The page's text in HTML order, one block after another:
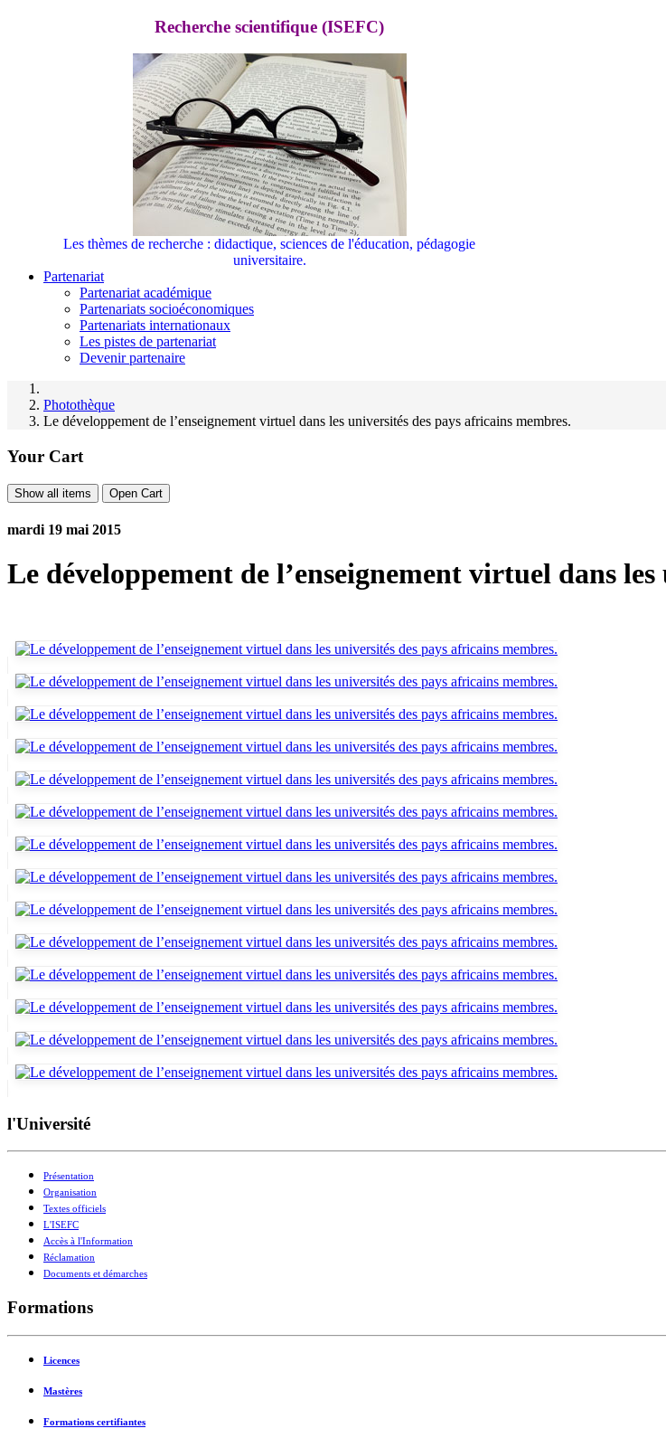
Recherche scientifique (ISEFC)
Les thèmes de recherche : didactique, sciences de l'éducation, pédagogie
universitaire.
Partenariat
Partenariat académique
Partenariats socioéconomiques
Partenariats internationaux
Les pistes de partenariat
Devenir partenaire
Photothèque
Le développement de l’enseignement virtuel dans les universités des pays africains membres.
Your Cart
Show all items Open Cart
mardi 19 mai 2015
Le développement de l’enseignement virtuel dans
l'Université
Présentation
Organisation
Textes officiels
L'ISEFC
Accès à l'Information
Réclamation
Documents et démarches
Formations
Licences
Mastères
Formations certifiantes